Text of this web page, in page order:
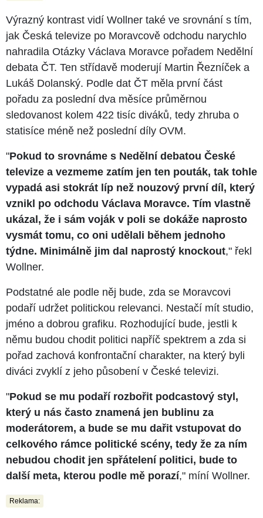
Výrazný kontrast vidí Wollner také ve srovnání s tím,
jak Česká televize po Moravcově odchodu narychlo
nahradila Otázky Václava Moravce pořadem Nedělní
debata ČT. Ten střídavě moderují Martin Řezníček a
Lukáš Dolanský. Podle dat ČT měla první část
pořadu za poslední dva měsíce průměrnou
sledovanost kolem 422 tisíc diváků, tedy zhruba o
statisíce méně než poslední díly OVM.
"Pokud to srovnáme s Nedělní debatou České
televize a vezmeme zatím jen ten pouták, tak tohle
vypadá asi stokrát líp než nouzový první díl, který
vznikl po odchodu Václava Moravce. Tím vlastně
ukázal, že i sám voják v poli se dokáže naprosto
vysmát tomu, co oni udělali během jednoho
týdne. Minimálně jim dal naprostý knockout," řekl
Wollner.
Podstatné ale podle něj bude, zda se Moravcovi
podaří udržet politickou relevanci. Nestačí mít studio,
jméno a dobrou grafiku. Rozhodující bude, jestli k
němu budou chodit politici napříč spektrem a zda si
pořad zachová konfrontační charakter, na který byli
diváci zvyklí z jeho působení v České televizi.
"Pokud se mu podaří rozbořit podcastový styl,
který u nás často znamená jen bublinu za
moderátorem, a bude se mu dařit vstupovat do
celkového rámce politické scény, tedy že za ním
nebudou chodit jen spřátelení politici, bude to
další meta, kterou podle mě porazí," míní Wollner.
Reklama: